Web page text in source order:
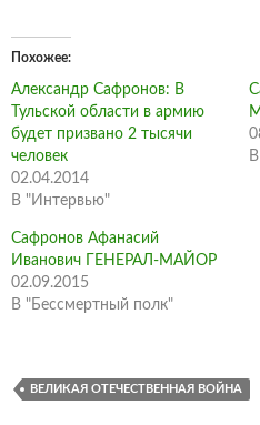
Похожее
Александр Сафронов: В
Тульской области в армию
будет призвано 2 тысячи
человек
02.04.2014
В "Интервью"
Сафронов Афанасий
Иванович ГЕНЕРАЛ-МАЙОР
02.09.2015
В "Бессмертный полк"
ВЕЛИКАЯ ОТЕЧЕСТВЕННАЯ ВОЙНА